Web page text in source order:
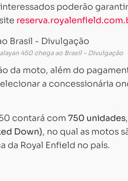
interessados poderão
450 chega ao Brasil – Divulgação
da moto, além do
a concessionária
contará com 750 unidades
Down), no qual as motos
da Royal Enfield no país.